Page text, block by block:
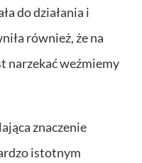
do działania i
również, że na
narzekać weźmiemy
znaczenie
istotnym